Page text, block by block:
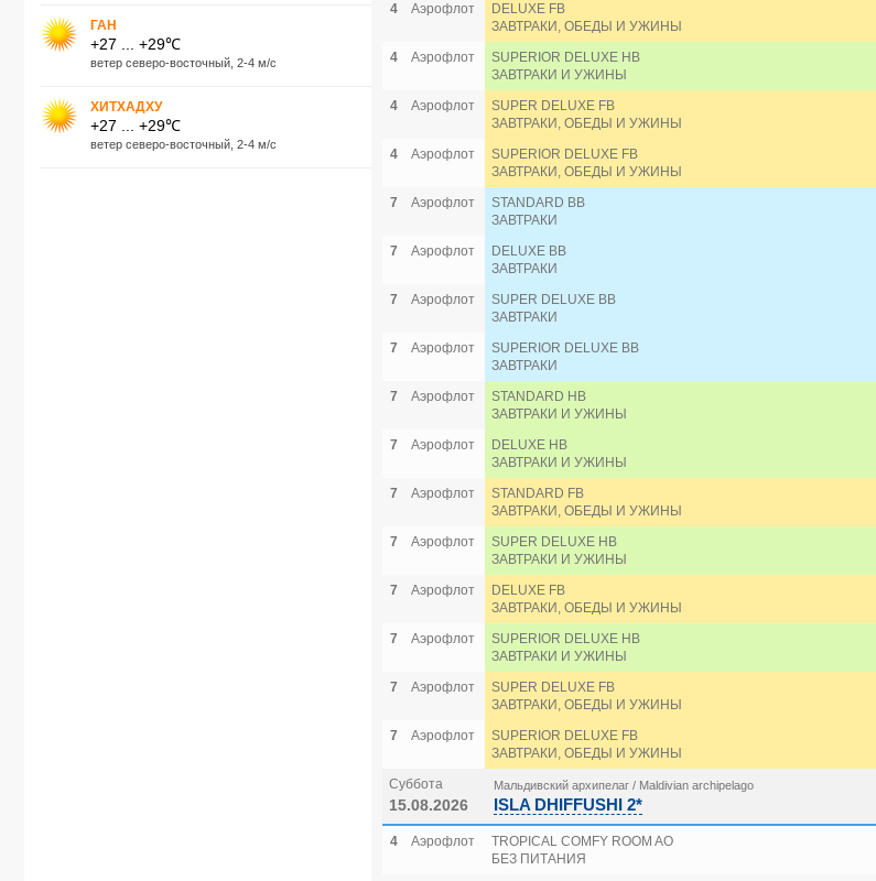
ГАН
+27 ... +29℃
ветер северо-восточный, 2-4 м/с
ХИТХАДХУ
+27 ... +29℃
ветер северо-восточный, 2-4 м/с
4 Аэрофлот
DELUXE FB
ЗАВТРАКИ, ОБЕДЫ И УЖИНЫ
4 Аэрофлот
SUPERIOR DELUXE HB
ЗАВТРАКИ И УЖИНЫ
4 Аэрофлот
SUPER DELUXE FB
ЗАВТРАКИ, ОБЕДЫ И УЖИНЫ
4 Аэрофлот
SUPERIOR DELUXE FB
ЗАВТРАКИ, ОБЕДЫ И УЖИНЫ
7 Аэрофлот
STANDARD BB
ЗАВТРАКИ
7 Аэрофлот
DELUXE BB
ЗАВТРАКИ
7 Аэрофлот
SUPER DELUXE BB
ЗАВТРАКИ
7 Аэрофлот
SUPERIOR DELUXE BB
ЗАВТРАКИ
7 Аэрофлот
STANDARD HB
ЗАВТРАКИ И УЖИНЫ
7 Аэрофлот
DELUXE HB
ЗАВТРАКИ И УЖИНЫ
7 Аэрофлот
STANDARD FB
ЗАВТРАКИ, ОБЕДЫ И УЖИНЫ
7 Аэрофлот
SUPER DELUXE HB
ЗАВТРАКИ И УЖИНЫ
7 Аэрофлот
DELUXE FB
ЗАВТРАКИ, ОБЕДЫ И УЖИНЫ
7 Аэрофлот
SUPERIOR DELUXE HB
ЗАВТРАКИ И УЖИНЫ
7 Аэрофлот
SUPER DELUXE FB
ЗАВТРАКИ, ОБЕДЫ И УЖИНЫ
7 Аэрофлот
SUPERIOR DELUXE FB
ЗАВТРАКИ, ОБЕДЫ И УЖИНЫ
Суббота
15.08.2026
Мальдивский архипелаг / Maldivian archipelago
ISLA DHIFFUSHI 2*
4 Аэрофлот
TROPICAL COMFY ROOM AO
БЕЗ ПИТАНИЯ